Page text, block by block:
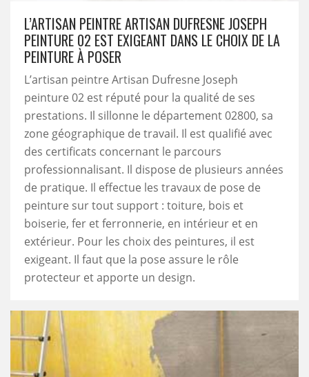
L’ARTISAN PEINTRE ARTISAN DUFRESNE JOSEPH
PEINTURE 02 EST EXIGEANT DANS LE CHOIX DE LA
PEINTURE À POSER
L’artisan peintre Artisan Dufresne Joseph
peinture 02 est réputé pour la qualité de ses
prestations. Il sillonne le département 02800, sa
zone géographique de travail. Il est qualifié avec
des certificats concernant le parcours
professionnalisant. Il dispose de plusieurs années
de pratique. Il effectue les travaux de pose de
peinture sur tout support : toiture, bois et
boiserie, fer et ferronnerie, en intérieur et en
extérieur. Pour les choix des peintures, il est
exigeant. Il faut que la pose assure le rôle
protecteur et apporte un design.